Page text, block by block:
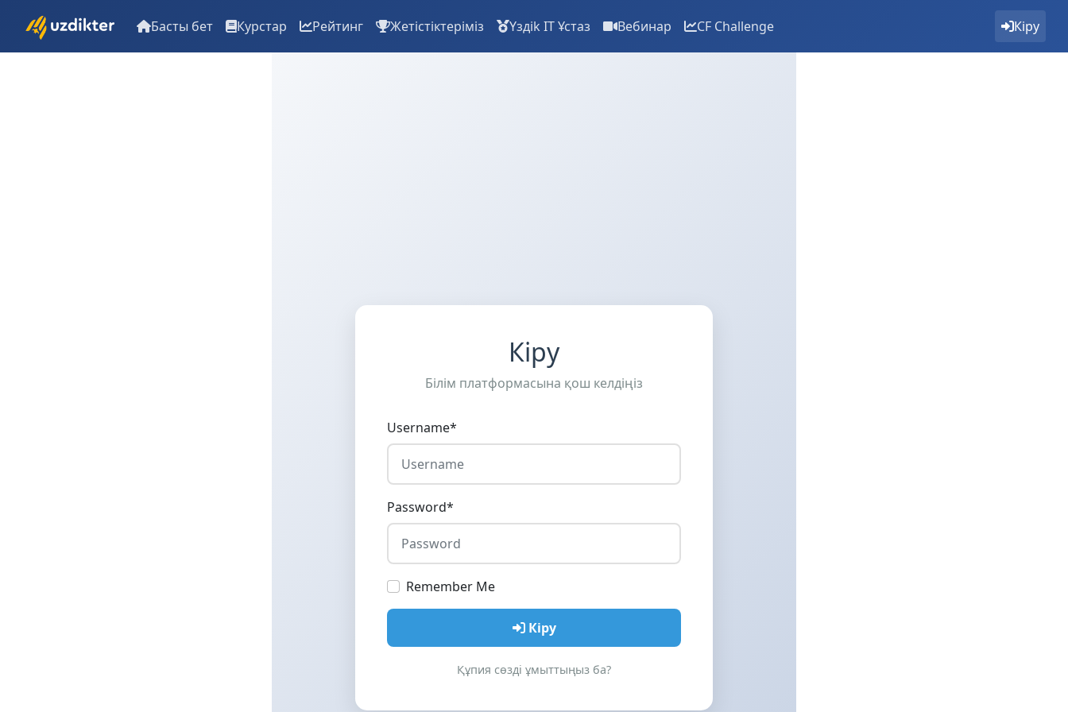
Басты бет Курстар Рейтинг Жетістіктеріміз Үздіk IT Ұстаз Вебинар CF Challenge Кіру
Кіру
Білім платформасына қош келдіңіз
Username*
Password*
Remember Me
Кіру
Құпия сөзді ұмыттыңыз ба?